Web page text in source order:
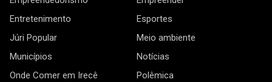
Entretenimento
Esportes
Júri Popular
Meio ambiente
Municípios
Notícias
Onde Comer em Irecê
Polêmica